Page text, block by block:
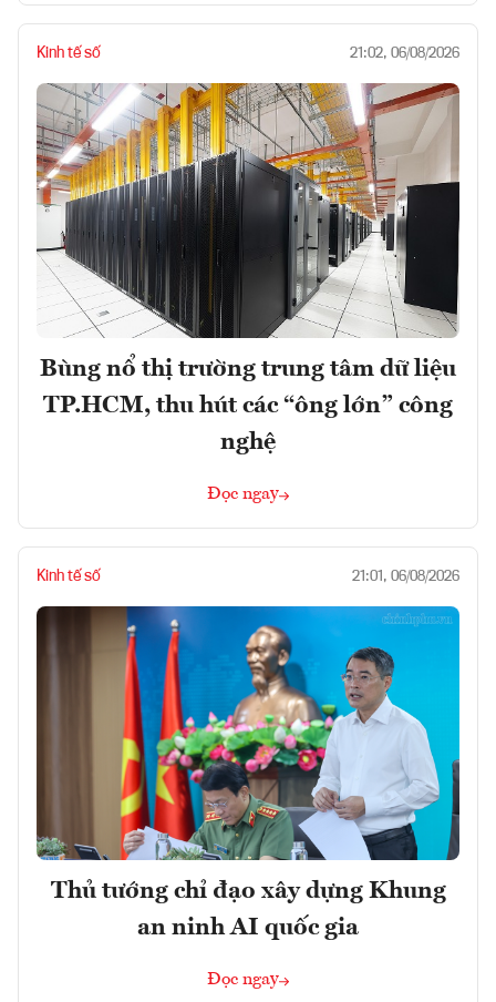
Kinh tế số 21:02, 06/08/2026
Bùng nổ thị trường trung tâm dữ liệu
TP.HCM, thu hút các “ông lớn” công
nghệ
Đọc ngay
Kinh tế số 21:01, 06/08/2026
Thủ tướng chỉ đạo xây dựng Khung
an ninh AI quốc gia
Đọc ngay